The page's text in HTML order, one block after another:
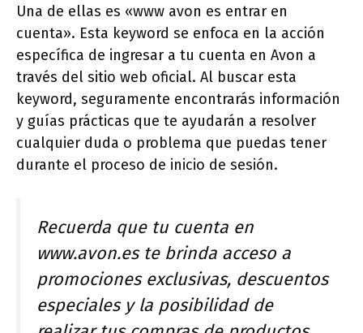
Una de ellas es «www avon es entrar en
cuenta». Esta keyword se enfoca en la acción
específica de ingresar a tu cuenta en Avon a
través del sitio web oficial. Al buscar esta
keyword, seguramente encontrarás información
y guías prácticas que te ayudarán a resolver
cualquier duda o problema que puedas tener
durante el proceso de inicio de sesión.
Recuerda que tu cuenta en
www.avon.es te brinda acceso a
promociones exclusivas, descuentos
especiales y la posibilidad de